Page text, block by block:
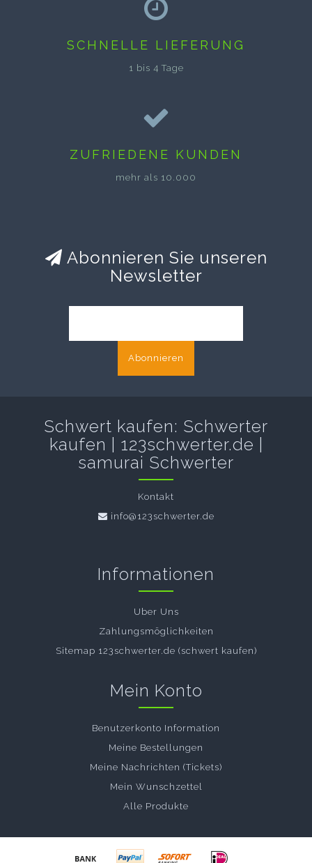
SCHNELLE LIEFERUNG
1 bis 4 Tage
ZUFRIEDENE KUNDEN
mehr als 10.000
Abonnieren Sie unseren
Newsletter
Abonnieren
Schwert kaufen: Schwerter
kaufen | 123schwerter.de |
samurai Schwerter
Kontakt
info@123schwerter.de
Informationen
Uber Uns
Zahlungsmöglichkeiten
Sitemap 123schwerter.de (schwert kaufen)
Mein Konto
Benutzerkonto Information
Meine Bestellungen
Meine Nachrichten (Tickets)
Mein Wunschzettel
Alle Produkte